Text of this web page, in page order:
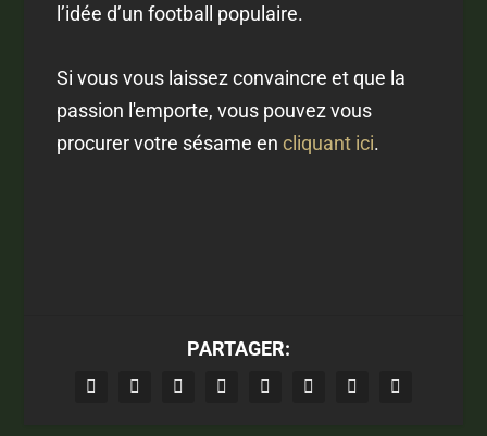
l’idée d’un football populaire.
Si vous vous laissez convaincre et que la
passion l'emporte, vous pouvez vous
procurer votre sésame encliquant ici.
PARTAGER: